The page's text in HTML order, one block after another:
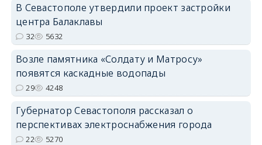
В Севастополе утвердили проект застройки
центра Балаклавы
32 5632
Возле памятника «Солдату и Матросу»
появятся каскадные водопады
29 4248
Губернатор Севастополя рассказал о
перспективах электроснабжения города
22 5270